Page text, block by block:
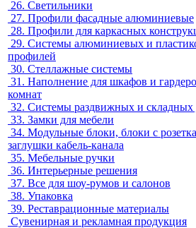
26. Светильники
27. Профили фасадные алюминиевые
28. Профили для каркасных
29. Системы алюминиевых и
профилей
30. Стеллажные системы
31. Наполнение для шкафов и
комнат
32. Системы раздвижных и складных
33. Замки для мебели
34. Модульные блоки, блоки с
заглушки кабель-канала
35. Мебельные ручки
36. Интерьерные решения
37. Все для шоу-румов и салонов
38. Упаковка
39. Реставрационные материалы
Сувенирная и рекламная продукция